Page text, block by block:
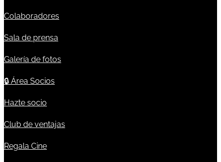
Colaboradores
Sala de prensa
Galería de fotos
🔒 Área Socios
Hazte socio
Club de ventajas
Regala Cine